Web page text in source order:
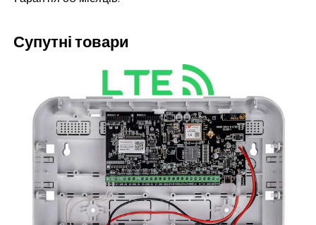
Супутні товари